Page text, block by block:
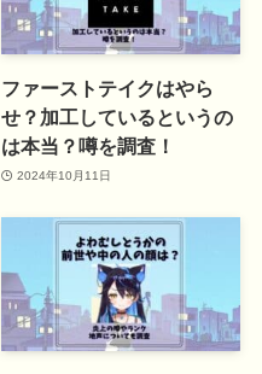
ファーストテイクはやら
せ？加工しているというの
は本当？噂を調査！
2024年10月11日